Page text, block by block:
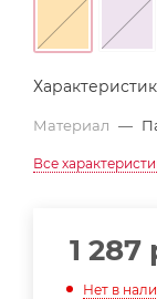
Материал —
Все
1 287
Нет в